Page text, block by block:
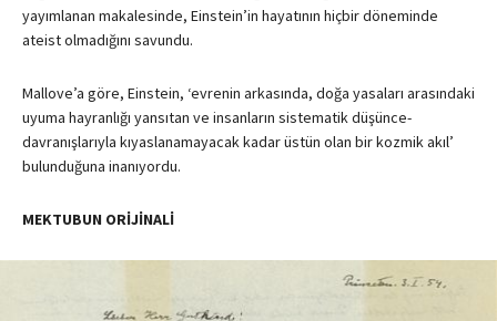
yayımlanan makalesinde, Einstein’in hayatının hiçbir döneminde
ateist olmadığını savundu.
Mallove’a göre, Einstein, ‘evrenin arkasında, doğa yasaları arasındaki
uyuma hayranlığı yansıtan ve insanların sistematik düşünce-
davranışlarıyla kıyaslanamayacak kadar üstün olan bir kozmik akıl’
bulunduğuna inanıyordu.
MEKTUBUN ORİJİNALİ